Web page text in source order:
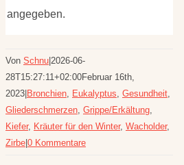
angegeben.
Von Schnu 2026-06-
28T15:27:11+02:00Februar 16th,
2023 Bronchien, Eukalyptus, Gesundheit,
Gliederschmerzen, Grippe/Erkältung,
Kiefer, Kräuter für den Winter, Wacholder,
Zirbe 0 Kommentare